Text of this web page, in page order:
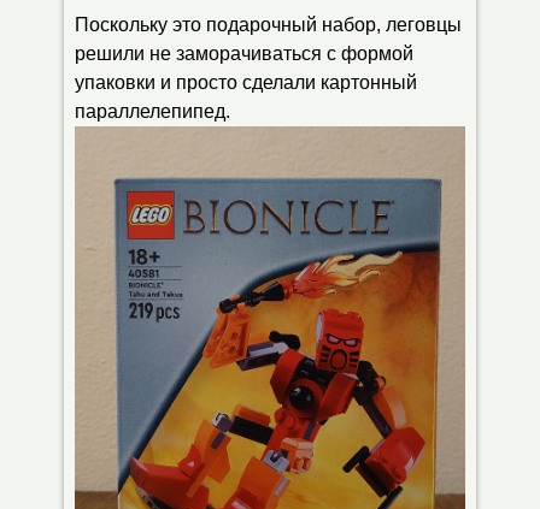
Поскольку это подарочный набор, леговцы
решили не заморачиваться с формой
упаковки и просто сделали картонный
параллелепипед.